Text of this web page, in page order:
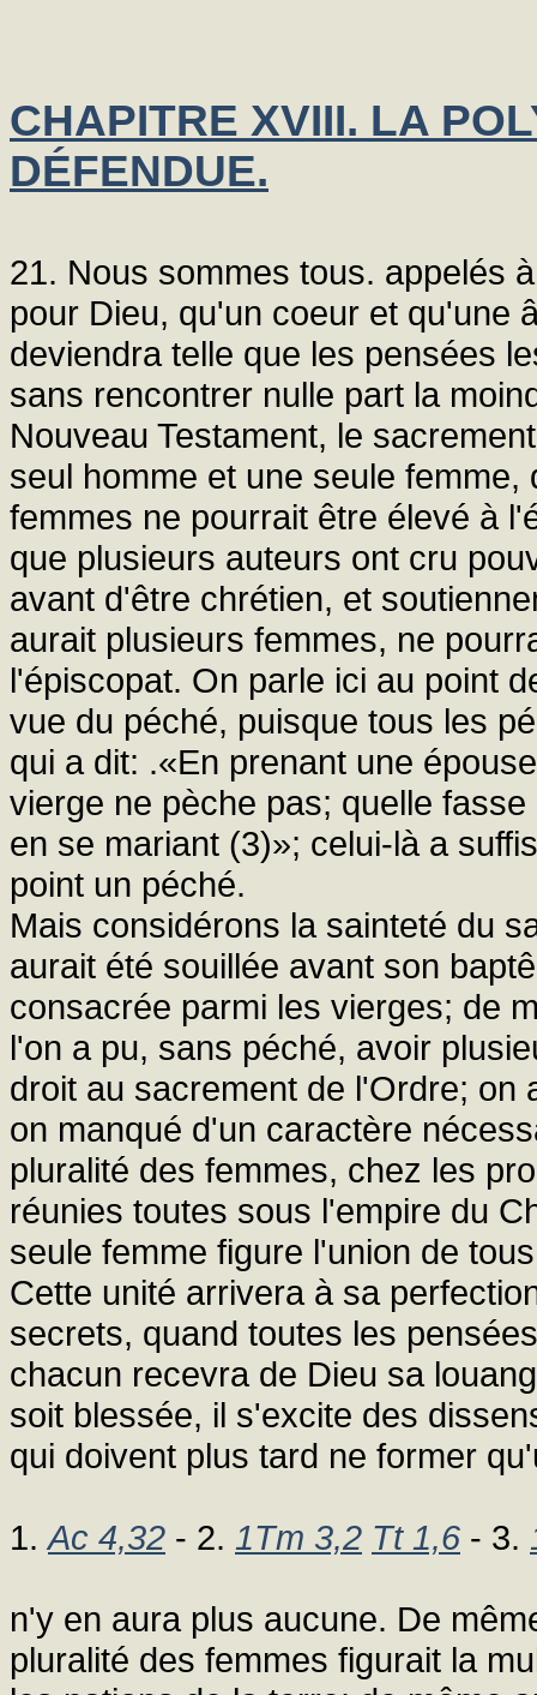
CHAPITRE XVIII. LA
DÉFENDUE.
21. Nous sommes tous. appelés
pour Dieu, qu'un coeur et qu'une
deviendra telle que les pensées
sans rencontrer nulle part la
Nouveau Testament, le
seul homme et une seule
femmes ne pourrait être élevé à
que plusieurs auteurs ont cru
avant d'être chrétien, et
aurait plusieurs femmes, ne
l'épiscopat. On parle ici au point
vue du péché, puisque tous les
qui a dit: .«En prenant une
vierge ne pèche pas; quelle
en se mariant (3)»; celui-là a
point un péché.
Mais considérons la sainteté du
aurait été souillée avant son
consacrée parmi les vierges; de
l'on a pu, sans péché, avoir
droit au sacrement de l'Ordre; on
on manqué d'un caractère
pluralité des femmes, chez les
réunies toutes sous l'empire du
seule femme figure l'union de
Cette unité arrivera à sa
secrets, quand toutes les
chacun recevra de Dieu sa
soit blessée, il s'excite des
qui doivent plus tard ne former
1.Ac 4,32 - 2. 1Tm 3,2 Tt 1,6 - 3.
n'y en aura plus aucune. De
pluralité des femmes figurait la